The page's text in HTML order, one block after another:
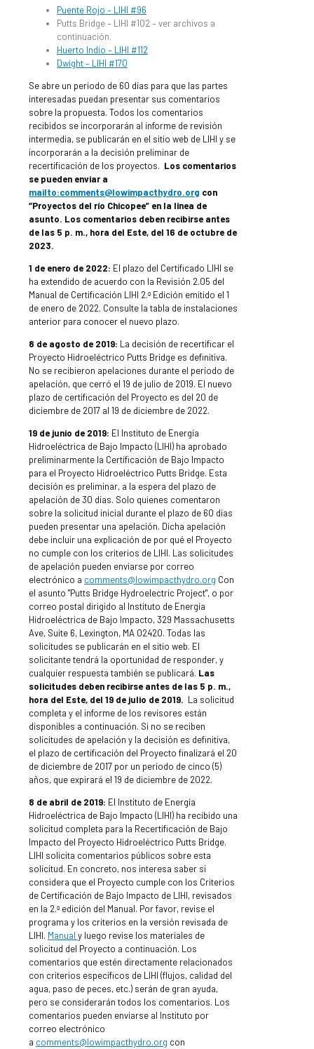
Puente Rojo – LIHI #96
Putts Bridge – LIHI #102 – ver archivos a
continuación.
Huerto Indio – LIHI #112
Dwight – LIHI #170
Se abre un período de 60 días para que las partes
interesadas puedan presentar sus comentarios
sobre la propuesta. Todos los comentarios
recibidos se incorporarán al informe de revisión
intermedia, se publicarán en el sitio web de LIHI y se
incorporarán a la decisión preliminar de
recertificación de los proyectos. Los comentarios
se pueden enviar a
mailto:comments@lowimpacthydro.org con
“Proyectos del río Chicopee” en la línea de
asunto. Los comentarios deben recibirse antes
de las 5 p. m., hora del Este, del 16 de octubre de
2023.
1 de enero de 2022: El plazo del Certificado LIHI se
ha extendido de acuerdo con la Revisión 2.05 del
Manual de Certificación LIHI 2.ª Edición emitido el 1
de enero de 2022. Consulte la tabla de instalaciones
anterior para conocer el nuevo plazo.
8 de agosto de 2019: La decisión de recertificar el
Proyecto Hidroeléctrico Putts Bridge es definitiva.
No se recibieron apelaciones durante el período de
apelación, que cerró el 19 de julio de 2019. El nuevo
plazo de certificación del Proyecto es del 20 de
diciembre de 2017 al 19 de diciembre de 2022.
19 de junio de 2019: El Instituto de Energía
Hidroeléctrica de Bajo Impacto (LIHI) ha aprobado
preliminarmente la Certificación de Bajo Impacto
para el Proyecto Hidroeléctrico Putts Bridge. Esta
decisión es preliminar, a la espera del plazo de
apelación de 30 días. Solo quienes comentaron
sobre la solicitud inicial durante el plazo de 60 días
pueden presentar una apelación. Dicha apelación
debe incluir una explicación de por qué el Proyecto
no cumple con los criterios de LIHI. Las solicitudes
de apelación pueden enviarse por correo
electrónico a comments@lowimpacthydro.org Con
el asunto "Putts Bridge Hydroelectric Project", o por
correo postal dirigido al Instituto de Energía
Hidroeléctrica de Bajo Impacto, 329 Massachusetts
Ave, Suite 6, Lexington, MA 02420. Todas las
solicitudes se publicarán en el sitio web. El
solicitante tendrá la oportunidad de responder, y
cualquier respuesta también se publicará. Las
solicitudes deben recibirse antes de las 5 p. m.,
hora del Este, del 19 de julio de 2019. La solicitud
completa y el informe de los revisores están
disponibles a continuación. Si no se reciben
solicitudes de apelación y la decisión es definitiva,
el plazo de certificación del Proyecto finalizará el 20
de diciembre de 2017 por un período de cinco (5)
años, que expirará el 19 de diciembre de 2022.
8 de abril de 2019: El Instituto de Energía
Hidroeléctrica de Bajo Impacto (LIHI) ha recibido una
solicitud completa para la Recertificación de Bajo
Impacto del Proyecto Hidroeléctrico Putts Bridge.
LIHI solicita comentarios públicos sobre esta
solicitud. En concreto, nos interesa saber si
considera que el Proyecto cumple con los Criterios
de Certificación de Bajo Impacto de LIHI, revisados
en la 2.ª edición del Manual. Por favor, revise el
programa y los criterios en la versión revisada de
LIHI. Manual y luego revise los materiales de
solicitud del Proyecto a continuación. Los
comentarios que estén directamente relacionados
con criterios específicos de LIHI (flujos, calidad del
agua, paso de peces, etc.) serán de gran ayuda,
pero se considerarán todos los comentarios. Los
comentarios pueden enviarse al Instituto por
correo electrónico
a comments@lowimpacthydro.org con